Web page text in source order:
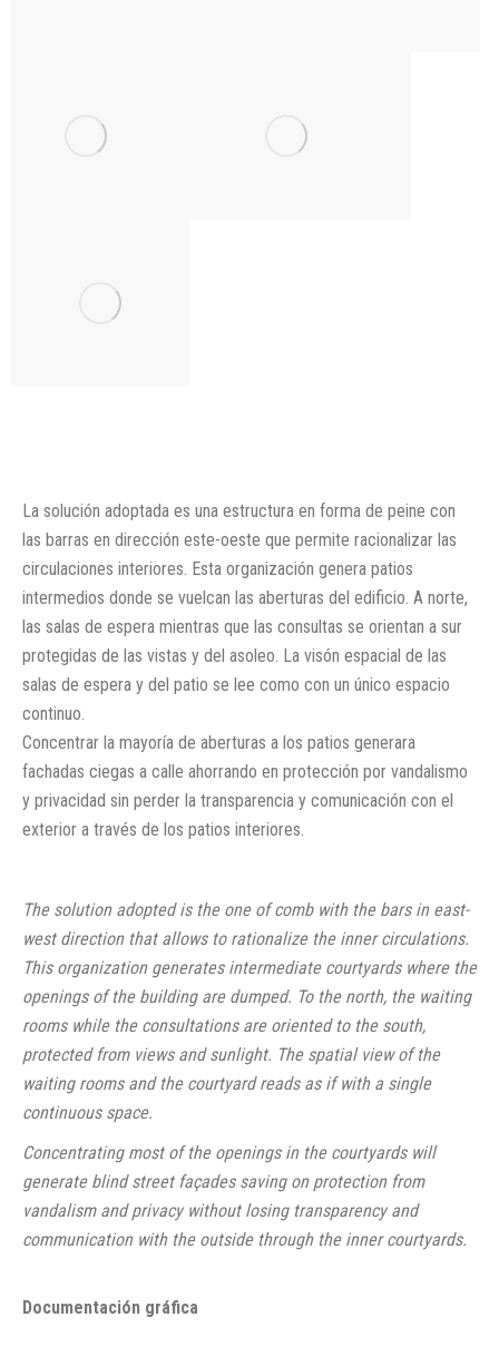
La solución adoptada es una estructura en forma de peine con
las barras en dirección este-oeste que permite racionalizar las
circulaciones interiores. Esta organización genera patios
intermedios donde se vuelcan las aberturas del edificio. A norte,
las salas de espera mientras que las consultas se orientan a sur
protegidas de las vistas y del asoleo. La visón espacial de las
salas de espera y del patio se lee como con un único espacio
continuo.
Concentrar la mayoría de aberturas a los patios generara
fachadas ciegas a calle ahorrando en protección por vandalismo
y privacidad sin perder la transparencia y comunicación con el
exterior a través de los patios interiores.
The solution adopted is the one of comb with the bars in east-
west direction that allows to rationalize the inner circulations.
This organization generates intermediate courtyards where the
openings of the building are dumped. To the north, the waiting
rooms while the consultations are oriented to the south,
protected from views and sunlight. The spatial view of the
waiting rooms and the courtyard reads as if with a single
continuous space.
Concentrating most of the openings in the courtyards will
generate blind street façades saving on protection from
vandalism and privacy without losing transparency and
communication with the outside through the inner courtyards.
Documentación gráfica